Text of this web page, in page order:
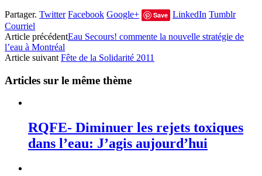
Partager. Twitter Facebook Google+ Save LinkedIn Tumblr
Courriel
Article précédentEau Secours! commente la nouvelle stratégie de
l’eau à Montréal
Article suivant Fête de la Solidarité 2011
Articles sur le même thème
RQFE- Diminuer les rejets toxiques
dans l’eau: J’agis aujourd’hui